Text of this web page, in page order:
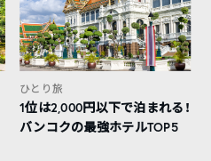
ひとり旅
1位は2,000円以下で泊まれる！
バンコクの最強ホテルTOP5